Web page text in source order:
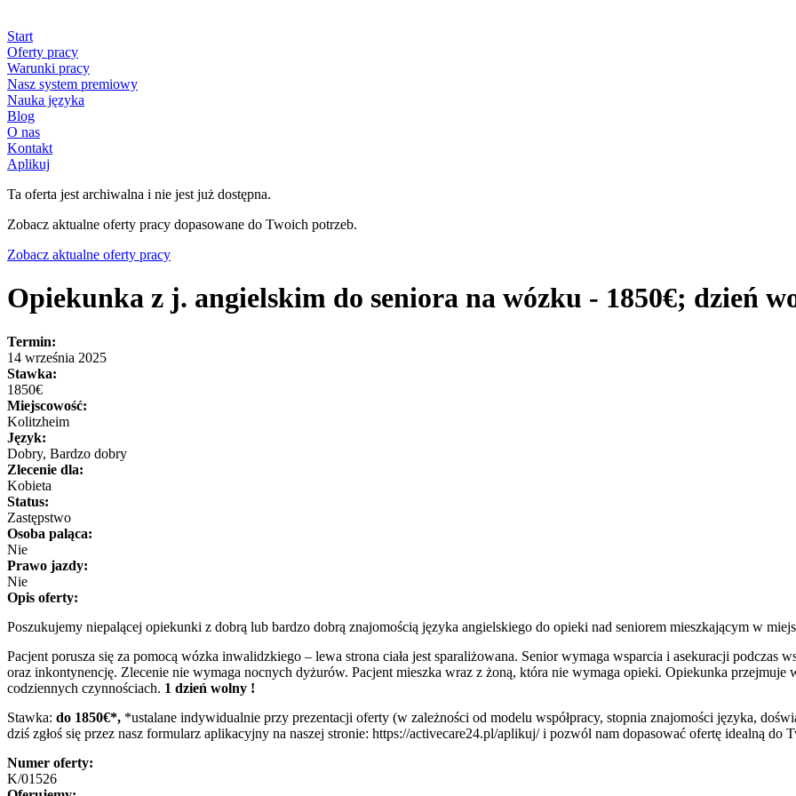
Start
Oferty pracy
Warunki pracy
Nasz system premiowy
Nauka języka
Blog
O nas
Kontakt
Aplikuj
Ta oferta jest archiwalna i nie jest już dostępna.
Zobacz aktualne oferty pracy dopasowane do Twoich potrzeb.
Zobacz aktualne oferty pracy
Opiekunka z j. angielskim do seniora na wózku - 1850€; dzień
Termin:
14 września 2025
Stawka:
1850€
Miejscowość:
Kolitzheim
Język:
Dobry, Bardzo dobry
Zlecenie dla:
Kobieta
Status:
Zastępstwo
Osoba paląca:
Nie
Prawo jazdy:
Nie
Opis oferty:
Poszukujemy niepalącej opiekunki z dobrą lub bardzo dobrą znajomością języka angielskiego do opieki nad seniorem mieszkającym w
Pacjent porusza się za pomocą wózka inwalidzkiego – lewa strona ciała jest sparaliżowana. Senior wymaga wsparcia i asekuracji podczas
oraz inkontynencję. Zlecenie nie wymaga nocnych dyżurów. Pacjent mieszka wraz z żoną, która nie wymaga opieki. Opiekunka
codziennych czynnościach. 1 dzień wolny !
Stawka: do 1850€*, *ustalane indywidualnie przy prezentacji oferty (w zależności od modelu współpracy, stopnia znajomości języka,
dziś zgłoś się przez nasz formularz aplikacyjny na naszej stronie: https://activecare24.pl/aplikuj/ i pozwól nam dopasować ofertę idealną do
Numer oferty:
K/01526